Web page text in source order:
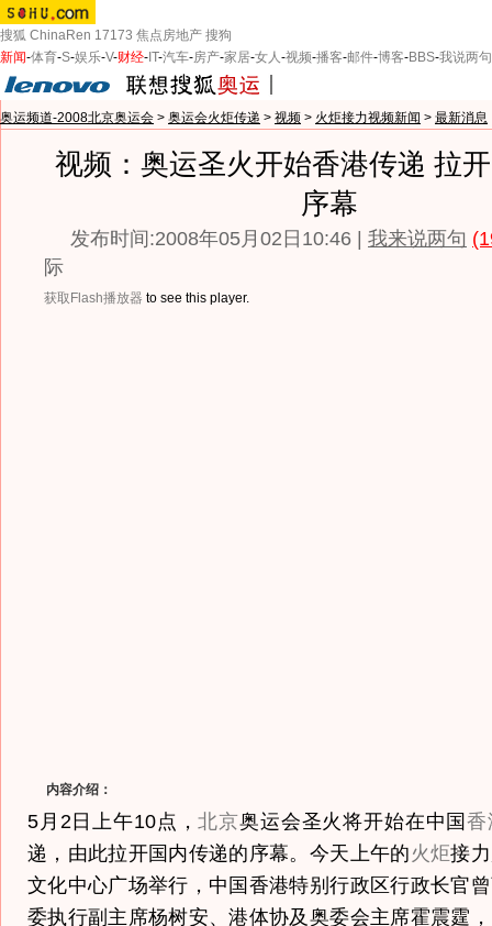
搜狐 ChinaRen 17173 焦点房地产 搜狗
新闻-体育-S-娱乐-V-财经- IT-汽车-房产-家居-女人-视频-播客-邮件-博客-BBS-我说两句
奥运频道-2008北京奥运会 > 奥运会火炬传递 > 视频 > 火炬接力视频新闻 > 最新消息
视频：奥运圣火开始香港传递 拉
序幕
发布时间:2008年05月02日10:46 | 我来说两句
际
获取Flash播放器 to see this player.
内容介绍：
5月2日上午10点，北京奥运会圣火将开始在中国香
递，由此拉开国内传递的序幕。今天上午的 火炬接
文化中心广场举行，中国香港特别行政区行政长官
委执行副主席杨树安、港体协及奥委会主席霍震霆